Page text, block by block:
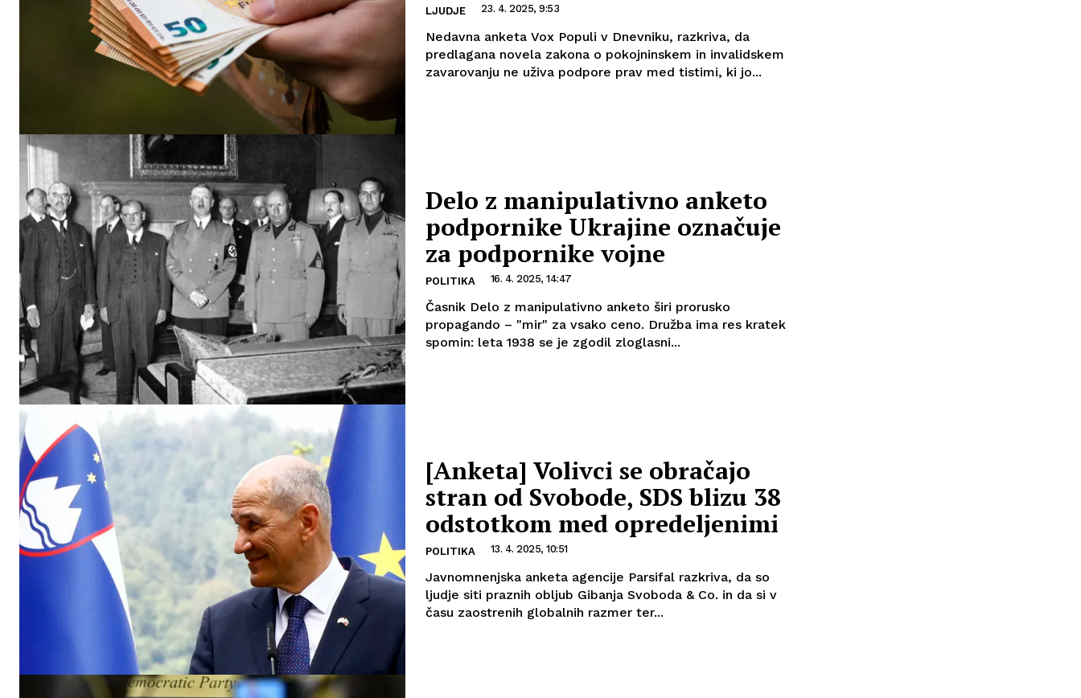
LJUDJE 23. 4. 2025, 9:53
Nedavna anketa Vox Populi v Dnevniku, razkriva, da
predlagana novela zakona o pokojninskem in invalidskem
zavarovanju ne uživa podpore prav med tistimi, ki jo...
Delo z manipulativno anketo
podpornike Ukrajine označuje
za podpornike vojne
POLITIKA 16. 4. 2025, 14:47
Časnik Delo z manipulativno anketo širi prorusko
propagando – "mir" za vsako ceno. Družba ima res kratek
spomin: leta 1938 se je zgodil zloglasni...
[Anketa] Volivci se obračajo
stran od Svobode, SDS blizu 38
odstotkom med opredeljenimi
POLITIKA 13. 4. 2025, 10:51
Javnomnenjska anketa agencije Parsifal razkriva, da so
ljudje siti praznih obljub Gibanja Svoboda & Co. in da si v
času zaostrenih globalnih razmer ter...